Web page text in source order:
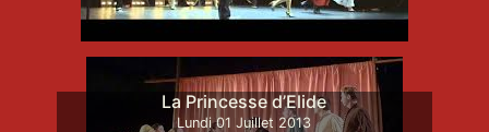
La Princesse d’Elide
Lundi 01 Juillet 2013